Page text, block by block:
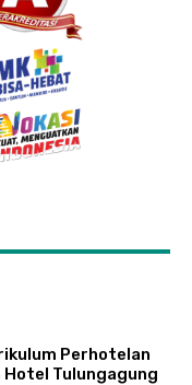
Perhotelan
Hotel Tulungagung